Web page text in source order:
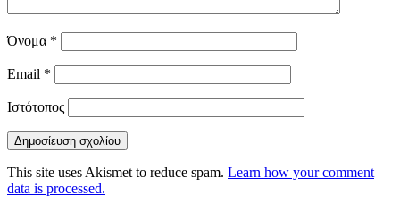
Όνομα *
Email *
Ιστότοπος
This site uses Akismet to reduce spam. Learn how your comment
data is processed.